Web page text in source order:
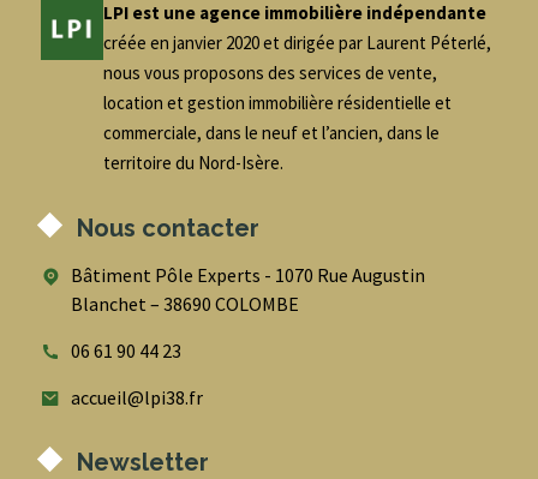
LPI est une agence immobilière indépendante
créée en janvier 2020 et dirigée par Laurent Péterlé,
nous vous proposons des services de vente,
location et gestion immobilière résidentielle et
commerciale, dans le neuf et l’ancien, dans le
territoire du Nord-Isère.
Nous contacter
Bâtiment Pôle Experts - 1070 Rue Augustin
Blanchet – 38690 COLOMBE
06 61 90 44 23
accueil@lpi38.fr
Newsletter